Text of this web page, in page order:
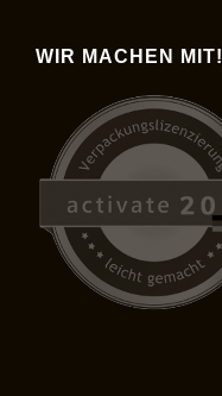
WIR MACHEN MIT!